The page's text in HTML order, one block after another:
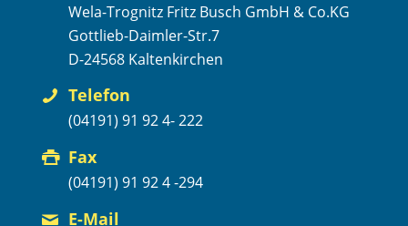
Wela-Trognitz Fritz Busch GmbH & Co.KG
Gottlieb-Daimler-Str.7
D-24568 Kaltenkirchen
Telefon
(04191) 91 92 4- 222
Fax
(04191) 91 92 4 -294
E-Mail